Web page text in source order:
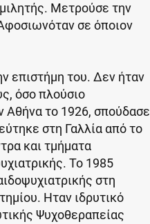
Μετρούσε την
σε όποιον
επιστήμη του. Δεν ήταν
όσο πλούσιο
Αθήνα το 1926, σπούδασε
στη Γαλλία από το
και τμήματα
Το 1985
στη
Ηταν ιδρυτικό
Ψυχοθεραπείας